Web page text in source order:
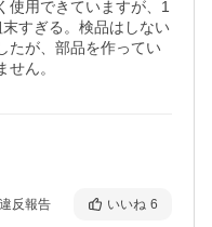
使用できていますが、1
すぎる。検品はしない
たが、部品を作ってい
ん。
違反報告 いいね 6